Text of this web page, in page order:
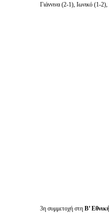
Γιάννινα (2-1), Ιωνικό (1-
3η συμμετοχή στη Β’